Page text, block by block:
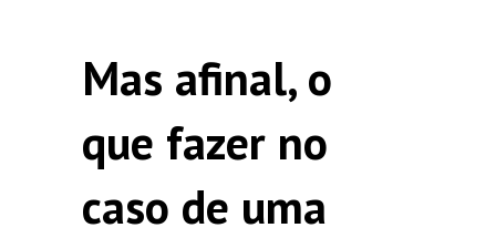
Mas afinal, o
que fazer no
caso de uma